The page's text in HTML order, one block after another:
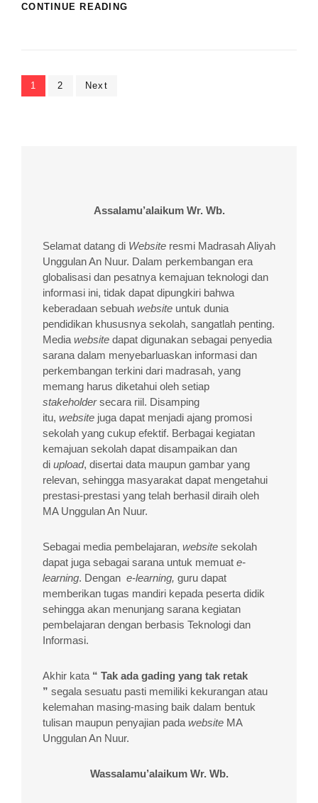
CONTINUE READING
Posts
Page
1 Page
2 Next
Assalamu’alaikum Wr. Wb.
Selamat datang di Website resmi Madrasah Aliyah
Unggulan An Nuur. Dalam perkembangan era
globalisasi dan pesatnya kemajuan teknologi dan
informasi ini, tidak dapat dipungkiri bahwa
keberadaan sebuah website untuk dunia
pendidikan khususnya sekolah, sangatlah penting.
Media website dapat digunakan sebagai penyedia
sarana dalam menyebarluaskan informasi dan
perkembangan terkini dari madrasah, yang
memang harus diketahui oleh setiap
stakeholdersecara riil. Disamping
itu, website juga dapat menjadi ajang promosi
sekolah yang cukup efektif. Berbagai kegiatan
kemajuan sekolah dapat disampaikan dan
di upload, disertai data maupun gambar yang
relevan, sehingga masyarakat dapat mengetahui
prestasi-prestasi yang telah berhasil diraih oleh
MA Unggulan An Nuur.
Sebagai media pembelajaran, website sekolah
dapat juga sebagai sarana untuk memuat e-
learning. Dengan e-learning, guru dapat
memberikan tugas mandiri kepada peserta didik
sehingga akan menunjang sarana kegiatan
pembelajaran dengan berbasis Teknologi dan
Informasi.
Akhir kata “ Tak ada gading yang tak retak
” segala sesuatu pasti memiliki kekurangan atau
kelemahan masing-masing baik dalam bentuk
tulisan maupun penyajian pada website MA
Unggulan An Nuur.
Wassalamu’alaikum Wr. Wb.